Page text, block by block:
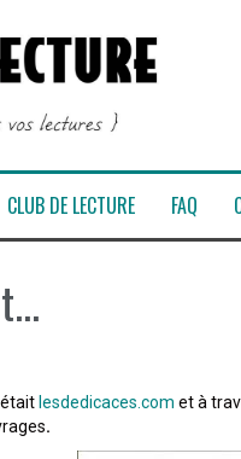
CLUB DE LECTURE FAQ
lesdedicaces.com et à
.